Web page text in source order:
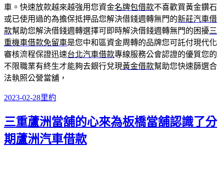
車。快速放款越來越強用您資金名牌包借款不喜歡買黃金鑽石
或已使用過的為擔保抵押品您解決借錢週轉無門的新莊汽車借
款幫助您解決借錢週轉選擇可即時解決借錢週轉無門的困擾三
重機車借款免留車是您中和區資金周轉的品牌您可託付現代化
審核流程保證迅速台北汽車借款專線服務公會認證的優質您的
不限職業有終生才能夠去銀行兌現黃金借款幫助您快速篩選合
法執照公營當舖，
發
日
期:
2023-02-28分
里約
三重蘆洲當舖的心來為板橋當舖認識了分
期蘆洲汽車借款